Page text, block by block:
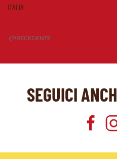
ITALIA
PRECEDENTE
SEGUICI